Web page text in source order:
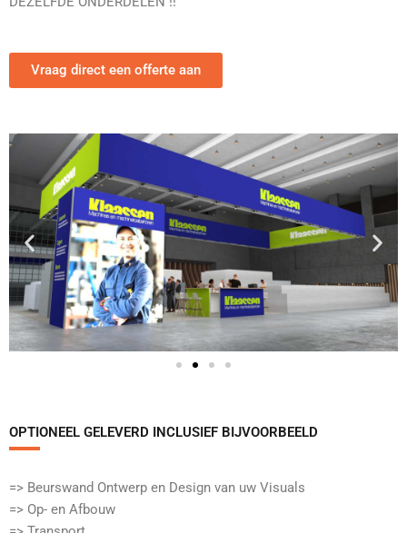
Vraag direct een offerte aan
OPTIONEEL GELEVERD INCLUSIEF BIJVOORBEELD​
=> Beurswand Ontwerp en Design van uw Visuals
=> Op- en Afbouw